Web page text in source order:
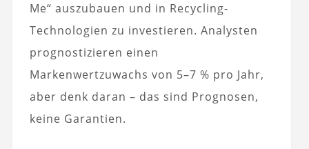
Me“ auszubauen und in Recycling-
Technologien zu investieren. Analysten
prognostizieren einen
Markenwertzuwachs von 5–7 % pro Jahr,
aber denk daran – das sind Prognosen,
keine Garantien.